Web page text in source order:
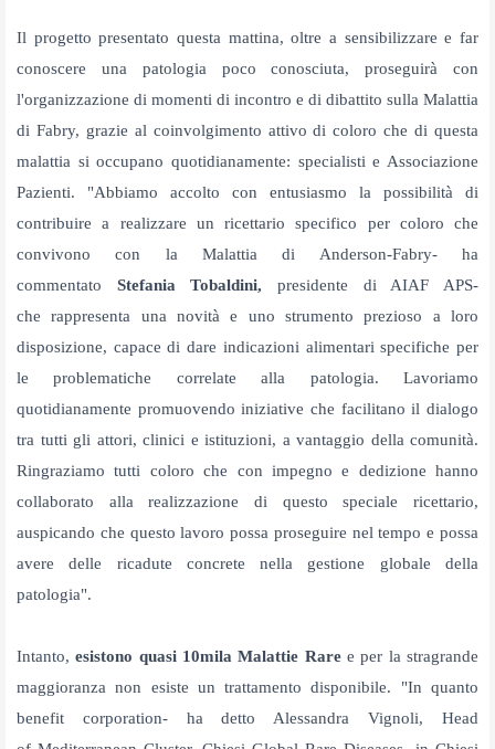
Il progetto presentato questa mattina, oltre a sensibilizzare e far
conoscere una patologia poco conosciuta, proseguirà con
l'organizzazione di momenti di incontro e di dibattito sulla Malattia
di Fabry, grazie al coinvolgimento attivo di coloro che di questa
malattia si occupano quotidianamente: specialisti e Associazione
Pazienti. "Abbiamo accolto con entusiasmo la possibilità di
contribuire a realizzare un ricettario specifico per coloro che
convivono con la Malattia di Anderson-Fabry- ha
commentato Stefania Tobaldini, presidente di AIAF APS-
cherappresenta una novità e uno strumento prezioso a loro
disposizione, capace di dare indicazioni alimentari specifiche per
le problematiche correlate alla patologia. Lavoriamo
quotidianamente promuovendo iniziative che facilitano il dialogo
tra tutti gli attori, clinici e istituzioni, a vantaggio della comunità.
Ringraziamo tutti coloro che con impegno e dedizione hanno
collaborato alla realizzazione di questo speciale ricettario,
auspicando che questo lavoro possa proseguire nel tempo e possa
avere delle ricadute concrete nella gestione globale della
patologia".
Intanto, esistono quasi 10mila Malattie Rare e per la stragrande
maggioranza non esiste un trattamento disponibile. "In quanto
benefit corporation- ha detto Alessandra Vignoli, Head